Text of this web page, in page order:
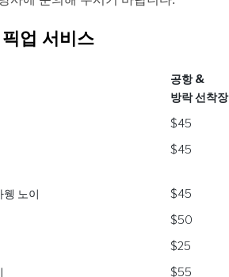
업 서비스
공항 &
방락 선착장
공항 &
$45
$45
노이 $45
$50
$25
$55